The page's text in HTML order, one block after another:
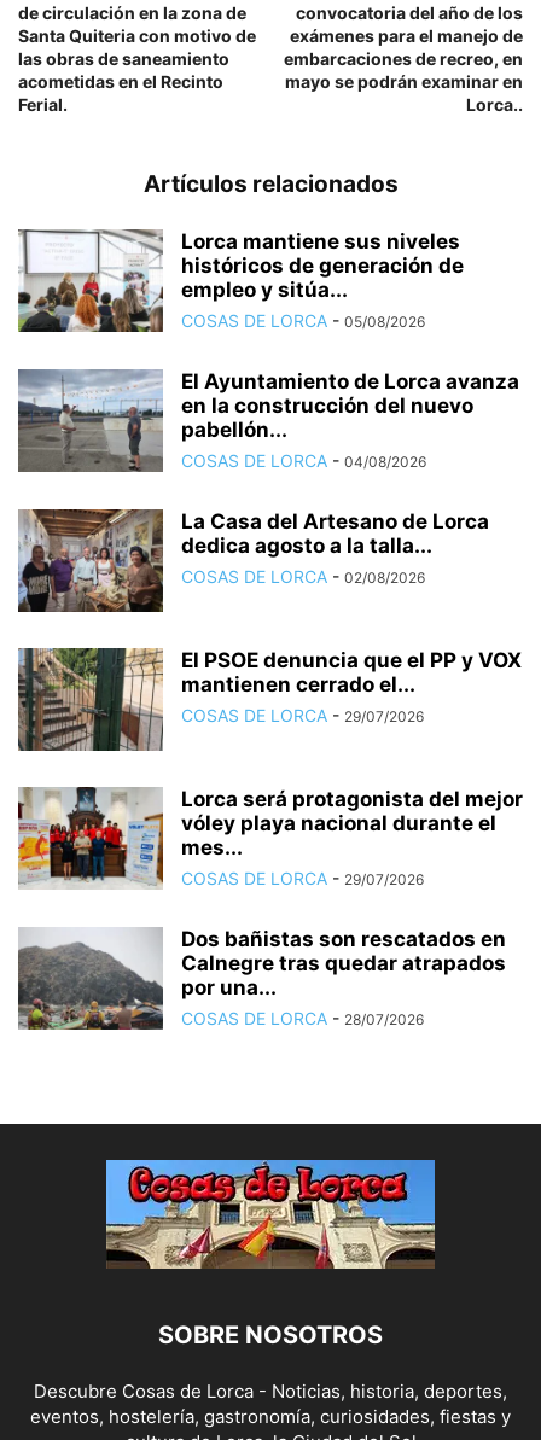
de circulación en la zona de
Santa Quiteria con motivo de
las obras de saneamiento
acometidas en el Recinto
Ferial.
convocatoria del año de los
exámenes para el manejo de
embarcaciones de recreo, en
mayo se podrán examinar en
Lorca..
Artículos relacionados
Lorca mantiene sus niveles
históricos de generación de
empleo y sitúa...
COSAS DE LORCA - 05/08/2026
El Ayuntamiento de Lorca avanza
en la construcción del nuevo
pabellón...
COSAS DE LORCA - 04/08/2026
La Casa del Artesano de Lorca
dedica agosto a la talla...
COSAS DE LORCA - 02/08/2026
El PSOE denuncia que el PP y VOX
mantienen cerrado el...
COSAS DE LORCA - 29/07/2026
Lorca será protagonista del mejor
vóley playa nacional durante el
mes...
COSAS DE LORCA - 29/07/2026
Dos bañistas son rescatados en
Calnegre tras quedar atrapados
por una...
COSAS DE LORCA - 28/07/2026
SOBRE NOSOTROS
Descubre Cosas de Lorca - Noticias, historia, deportes,
eventos, hostelería, gastronomía, curiosidades, fiestas y